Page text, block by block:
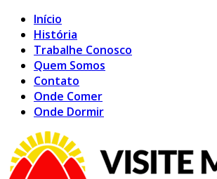
Início
História
Trabalhe Conosco
Quem Somos
Contato
Onde Comer
Onde Dormir